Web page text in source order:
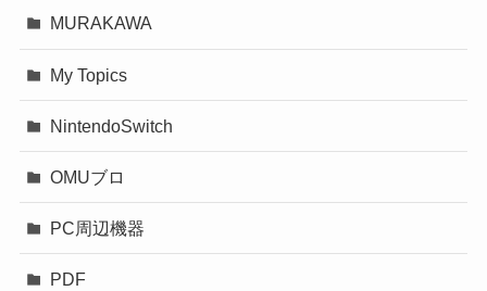
MURAKAWA
My Topics
NintendoSwitch
OMUブロ
PC周辺機器
PDF